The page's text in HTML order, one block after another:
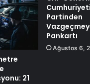
21
Partinden
Pankartı
Ağustos 6,